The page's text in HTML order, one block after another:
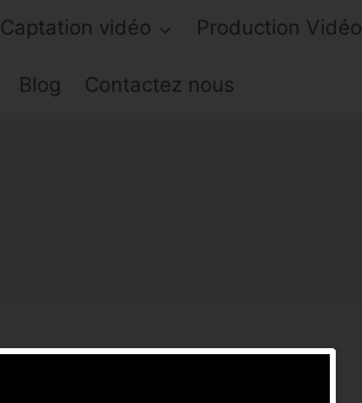
Captation vidéo Production Vidéo
Blog Contactez nous